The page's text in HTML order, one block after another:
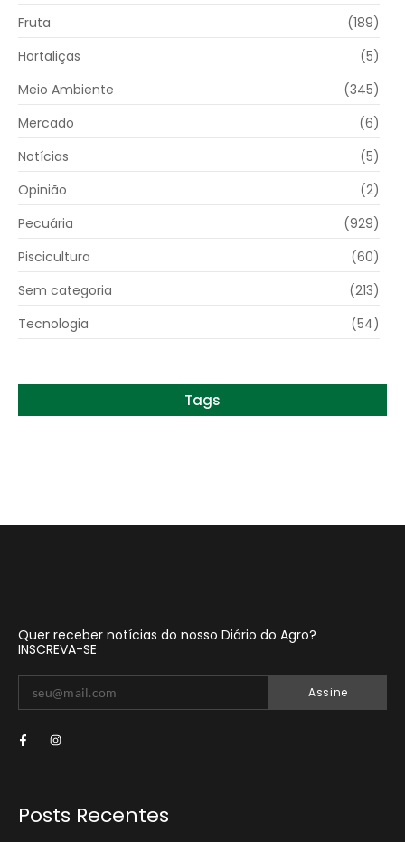
Fruta
(189)
Hortaliças
(5)
Meio Ambiente
(345)
Mercado
(6)
Notícias
(5)
Opinião
(2)
Pecuária
(929)
Piscicultura
(60)
Sem categoria
(213)
Tecnologia
(54)
Tags
Quer receber notícias do nosso Diário do Agro?
INSCREVA-SE
Assine
Posts Recentes